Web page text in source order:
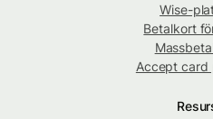
Wise-
Betalkort
Accept card